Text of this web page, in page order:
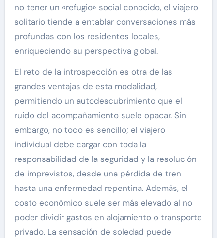
no tener un «refugio» social conocido, el viajero
solitario tiende a entablar conversaciones más
profundas con los residentes locales,
enriqueciendo su perspectiva global.
El reto de la introspección es otra de las
grandes ventajas de esta modalidad,
permitiendo un autodescubrimiento que el
ruido del acompañamiento suele opacar. Sin
embargo, no todo es sencillo; el viajero
individual debe cargar con toda la
responsabilidad de la seguridad y la resolución
de imprevistos, desde una pérdida de tren
hasta una enfermedad repentina. Además, el
costo económico suele ser más elevado al no
poder dividir gastos en alojamiento o transporte
privado. La sensación de soledad puede